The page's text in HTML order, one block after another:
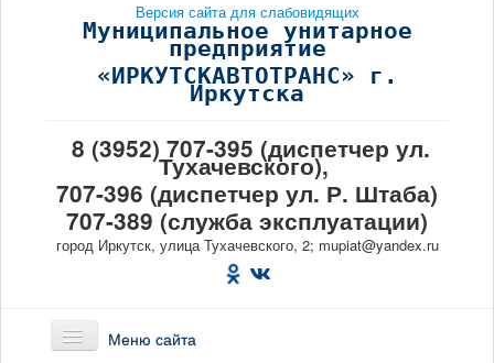
Версия сайта для слабовидящих
Муниципальное унитарное
предприятие
«ИРКУТСКАВТОТРАНС» г.
Иркутска
8 (3952) 707-395 (диспетчер ул.
Тухачевского),
707-396 (диспетчер ул. Р. Штаба)
707-389 (служба эксплуатации)
город Иркутск, улица Тухачевского, 2; mupiat@yandex.ru
Меню сайта